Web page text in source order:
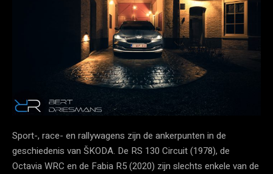
Sport-, race- en rallywagens zijn de ankerpunten in de
geschiedenis van ŠKODA. De RS 130 Circuit (1978), de
Octavia WRC en de Fabia R5 (2020) zijn slechts enkele van de